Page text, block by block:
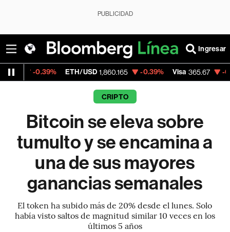
PUBLICIDAD
Ingresar
ETH/USD 1,860.165 -0.39% Visa 365.67 -0.13%
CRIPTO
Bitcoin se eleva sobre
tumulto y se encamina a
una de sus mayores
ganancias semanales
El token ha subido más de 20% desde el lunes. Solo
había visto saltos de magnitud similar 10 veces en los
últimos 5 años